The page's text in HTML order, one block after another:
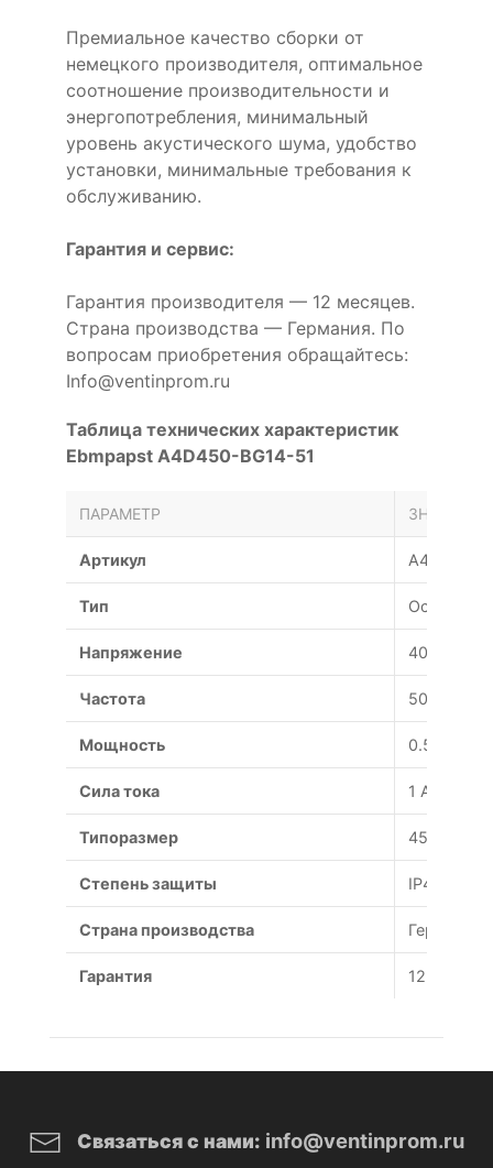
Премиальное качество сборки от
немецкого производителя, оптимальное
соотношение производительности и
энергопотребления, минимальный
уровень акустического шума, удобство
установки, минимальные требования к
обслуживанию.
Гарантия и сервис:
Гарантия производителя — 12 месяцев.
Страна производства — Германия. По
вопросам приобретения обращайтесь:
Info@ventinprom.ru
Таблица технических характеристик
Ebmpapst A4D450-BG14-51
ПАРАМЕТР ЗНАЧЕНИЕ
Артикул A4D450-
Тип Осевой
Напряжение 400 В
Частота 50 Гц
Мощность 0.585 Вт
Сила тока 1 А
Типоразмер 450 мм
Степень защиты IP44
Страна производства Германия
Гарантия 12
Связаться с нами: info@ventinprom.ru